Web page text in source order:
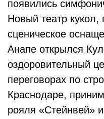
появились
Новый театр
сценическое
Анапе открылся
оздоровительный
переговорах по
Краснодаре,
рояля «Стейнвей»